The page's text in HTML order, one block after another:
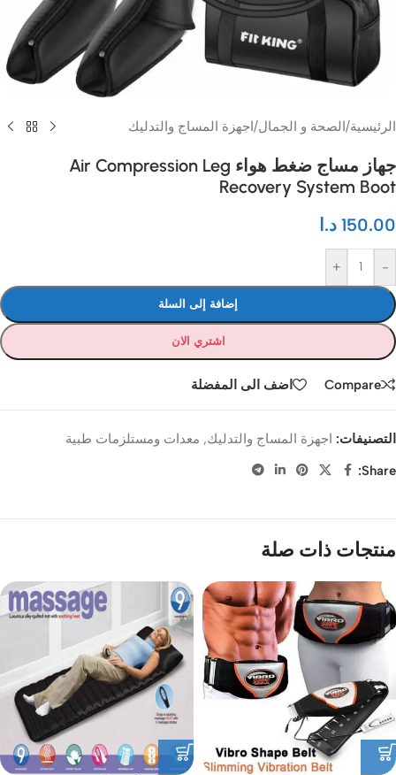
الرئيسية/الصحة و الجمال/اجهزة المساج والتدليك
جهاز مساج ضغط هواء Air Compression Leg
Recovery System Boot
150.00 د.ا
-
+
إضافة إلى السلة
اشتري الان
Compare اضف الى المفضلة
التصنيفات: اجهزة المساج والتدليك, معدات ومستلزمات طبية
Share:
منتجات ذات صلة